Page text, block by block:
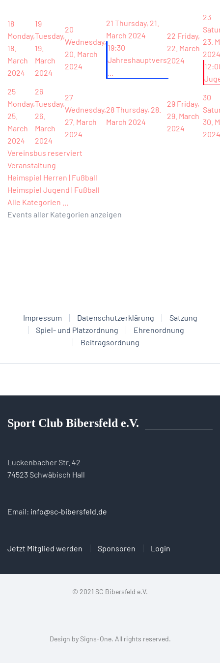
18
Monday,
18.
March
2024
19
Tuesday,
19.
March
2024
20
Wednesday,
20. March
2024
21 Thursday, 21.
March 2024
19:30
Jahreshauptvers
22 Friday,
22. March
2024
23
23.
2024
25
Monday,
25.
March
2024
26
Tuesday,
26.
March
2024
27
Wednesday,
27. March
2024
28Thursday, 28.
March 2024
29 Friday,
29. March
2024
30
30.
2024
Vereinsbus reserviert
Veranstaltung
Heimspiel Herren | Fußball
Heimspiel Jugend | Fußball
Alle Kategorien ...
Events aller Kategorien anzeigen
Impressum Datenschutzerklärung
Satzung
Spiel- und Platzordnung
Ehrenordnung
Beitragsordnung
Sport Club Bibersfeld e.V.
Luckenbacher Str. 42
74523 Schwäbisch Hall
Email: info@sc-bibersfeld.de
Jetzt Mitglied werden Sponsoren Login
© 2021 SC Bibersfeld e.V.
Design bySigns-One. All rights reserved.